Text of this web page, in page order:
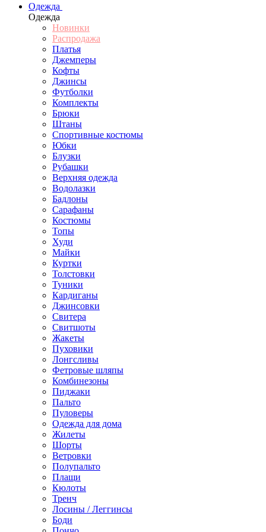
Одежда
Одежда
Новинки
Распродажа
Платья
Джемперы
Кофты
Джинсы
Футболки
Комплекты
Брюки
Штаны
Спортивные костюмы
Юбки
Блузки
Рубашки
Верхняя одежда
Водолазки
Бадлоны
Сарафаны
Костюмы
Топы
Худи
Майки
Куртки
Толстовки
Туники
Кардиганы
Джинсовки
Свитера
Свитшоты
Жакеты
Пуховики
Лонгсливы
Фетровые шляпы
Комбинезоны
Пиджаки
Пальто
Пуловеры
Одежда для дома
Жилеты
Шорты
Ветровки
Полупальто
Плащи
Кюлоты
Тренч
Лосины / Леггинсы
Боди